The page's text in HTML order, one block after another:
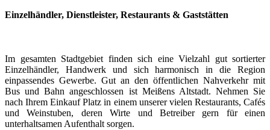
Einzelhändler, Dienstleister, Restaurants & Gaststätten
Im gesamten Stadtgebiet finden sich eine Vielzahl gut sortierter
Einzelhändler, Handwerk und sich harmonisch in die Region
einpassendes Gewerbe. Gut an den öffentlichen Nahverkehr mit
Bus und Bahn angeschlossen ist Meißens Altstadt. Nehmen Sie
nach Ihrem Einkauf Platz in einem unserer vielen Restaurants, Cafés
und Weinstuben, deren Wirte und Betreiber gern für einen
unterhaltsamen Aufenthalt sorgen.